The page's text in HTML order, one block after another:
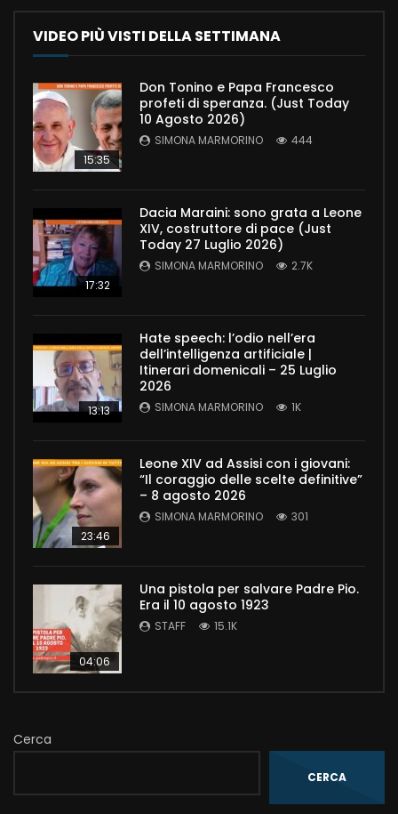
VIDEO PIÙ VISTI DELLA SETTIMANA
15:35
Don Tonino e Papa Francesco
profeti di speranza. (Just Today
10 Agosto 2026)
SIMONA MARMORINO 444
17:32
Dacia Maraini: sono grata a Leone
XIV, costruttore di pace (Just
Today 27 Luglio 2026)
SIMONA MARMORINO 2.7K
13:13
Hate speech: l’odio nell’era
dell’intelligenza artificiale |
Itinerari domenicali – 25 Luglio
2026
SIMONA MARMORINO 1K
23:46
Leone XIV ad Assisi con i giovani:
“Il coraggio delle scelte definitive”
– 8 agosto 2026
SIMONA MARMORINO 301
04:06
Una pistola per salvare Padre Pio.
Era il 10 agosto 1923
STAFF 15.1K
Cerca
CERCA